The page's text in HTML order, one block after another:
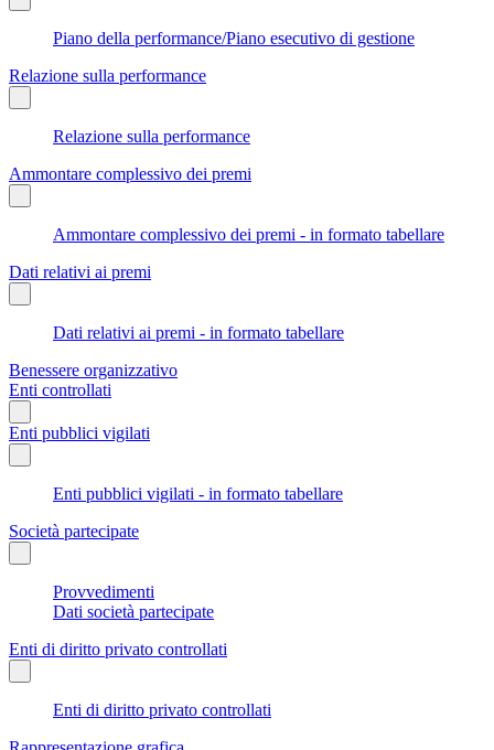
Piano della performance/Piano esecutivo di gestione
Relazione sulla performance
Relazione sulla performance
Ammontare complessivo dei premi
Ammontare complessivo dei premi - in formato tabellare
Dati relativi ai premi
Dati relativi ai premi - in formato tabellare
Benessere organizzativo
Enti controllati
Enti pubblici vigilati
Enti pubblici vigilati - in formato tabellare
Società partecipate
Provvedimenti
Dati società partecipate
Enti di diritto privato controllati
Enti di diritto privato controllati